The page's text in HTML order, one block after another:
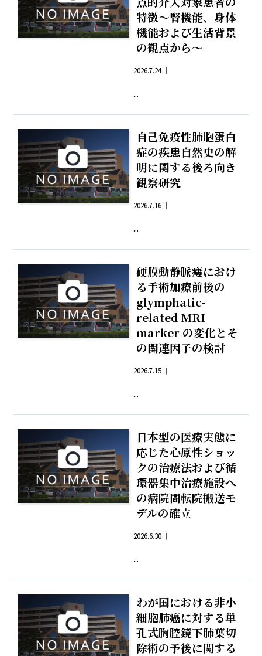
特徴～腎機能、身体
機能および生活背景
の観点から～
2026.7.24 ｜
...
自己免疫性肺胞蛋白
症の疾患自然史の解
明に関する後ろ向き
観察研究
2026.7.16 ｜
...
硬膜動静脈瘻におけ
る手術加療前後の
glymphatic-
related MRI
marker の変化とそ
の関連因子の検討
2026.7.15 ｜
...
日本型の医療実態に
応じた心原性ショッ
クの治療法および循
環器集中治療施設へ
の病院間転院搬送モ
デルの確立
2026.6.30 ｜
...
わが国における非小
細胞肺癌に対する単
孔式胸腔鏡下肺葉切
除術の予後に関する